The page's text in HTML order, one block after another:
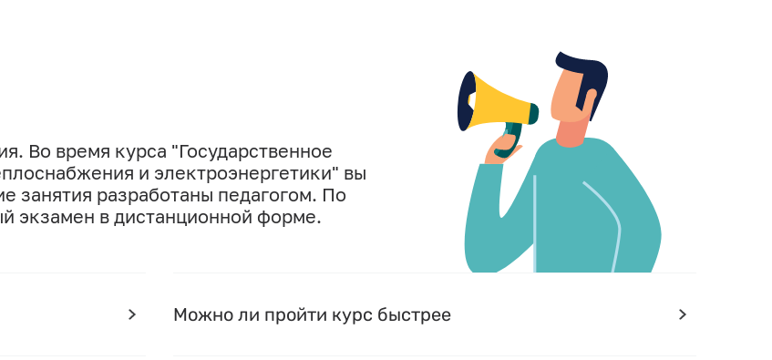
Во время курса "Государственное
и электроэнергетики" вы
занятия разработаны педагогом. По
экзамен в дистанционной форме.
Можно ли пройти курс быстрее